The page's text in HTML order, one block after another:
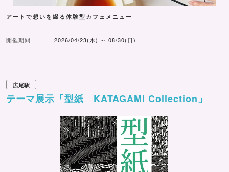
アートで想いを綴る体験型カフェメニュー
開催期間 2026/04/23(木) ～ 08/30(日)
広尾駅
テーマ展示「型紙 KATAGAMI Collection」